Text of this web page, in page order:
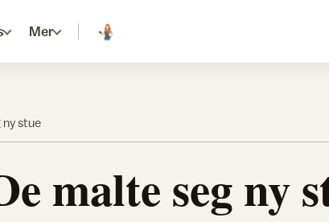
Mer
ny stue
malte seg ny